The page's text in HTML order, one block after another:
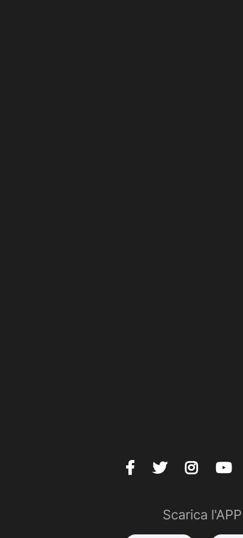
Scarica l'APP